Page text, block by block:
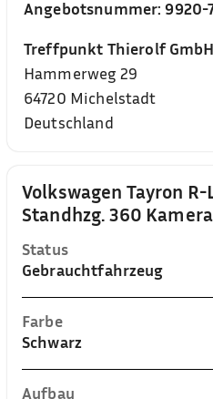
Volkswagen Tayron R-
Standhzg. 360
Status
Gebrauchtfahrzeug
Farbe
Schwarz
Aufbau
Angebotsnummer:9920-
Treffpunkt Thierolf GmbH
Hammerweg 29
64720 Michelstadt
Deutschland